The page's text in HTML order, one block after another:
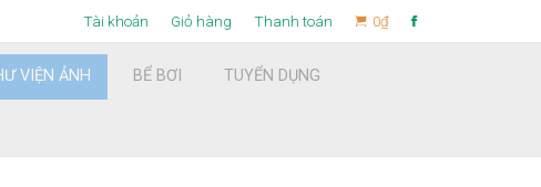
Tài khoản Giỏ hàng Thanh toán 0₫
VIỆN ẢNH BỂ BƠI TUYỂN DỤNG